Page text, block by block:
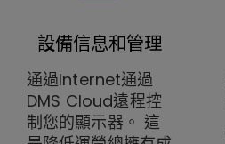
設備信息和管理
通過Internet通過
DMS Cloud遠程控
制您的顯示器。 這